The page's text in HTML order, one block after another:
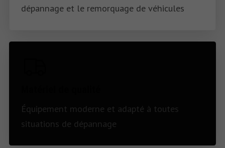
dépannage et le remorquage de véhicules
Équipement moderne et adapté à toutes
situations de dépannage